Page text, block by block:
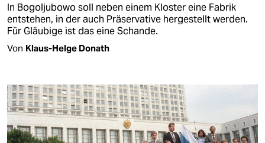
In Bogoljubowo soll neben einem Kloster eine Fabrik
entstehen, in der auch Präservative hergestellt werden.
Für Gläubige ist das eine Schande.
Von Klaus-Helge Donath